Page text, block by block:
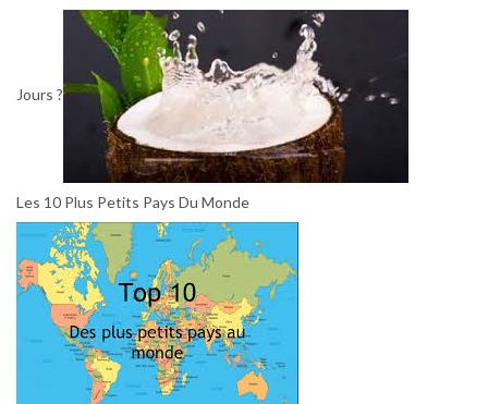
Jours ?
Les 10 Plus Petits Pays Du Monde